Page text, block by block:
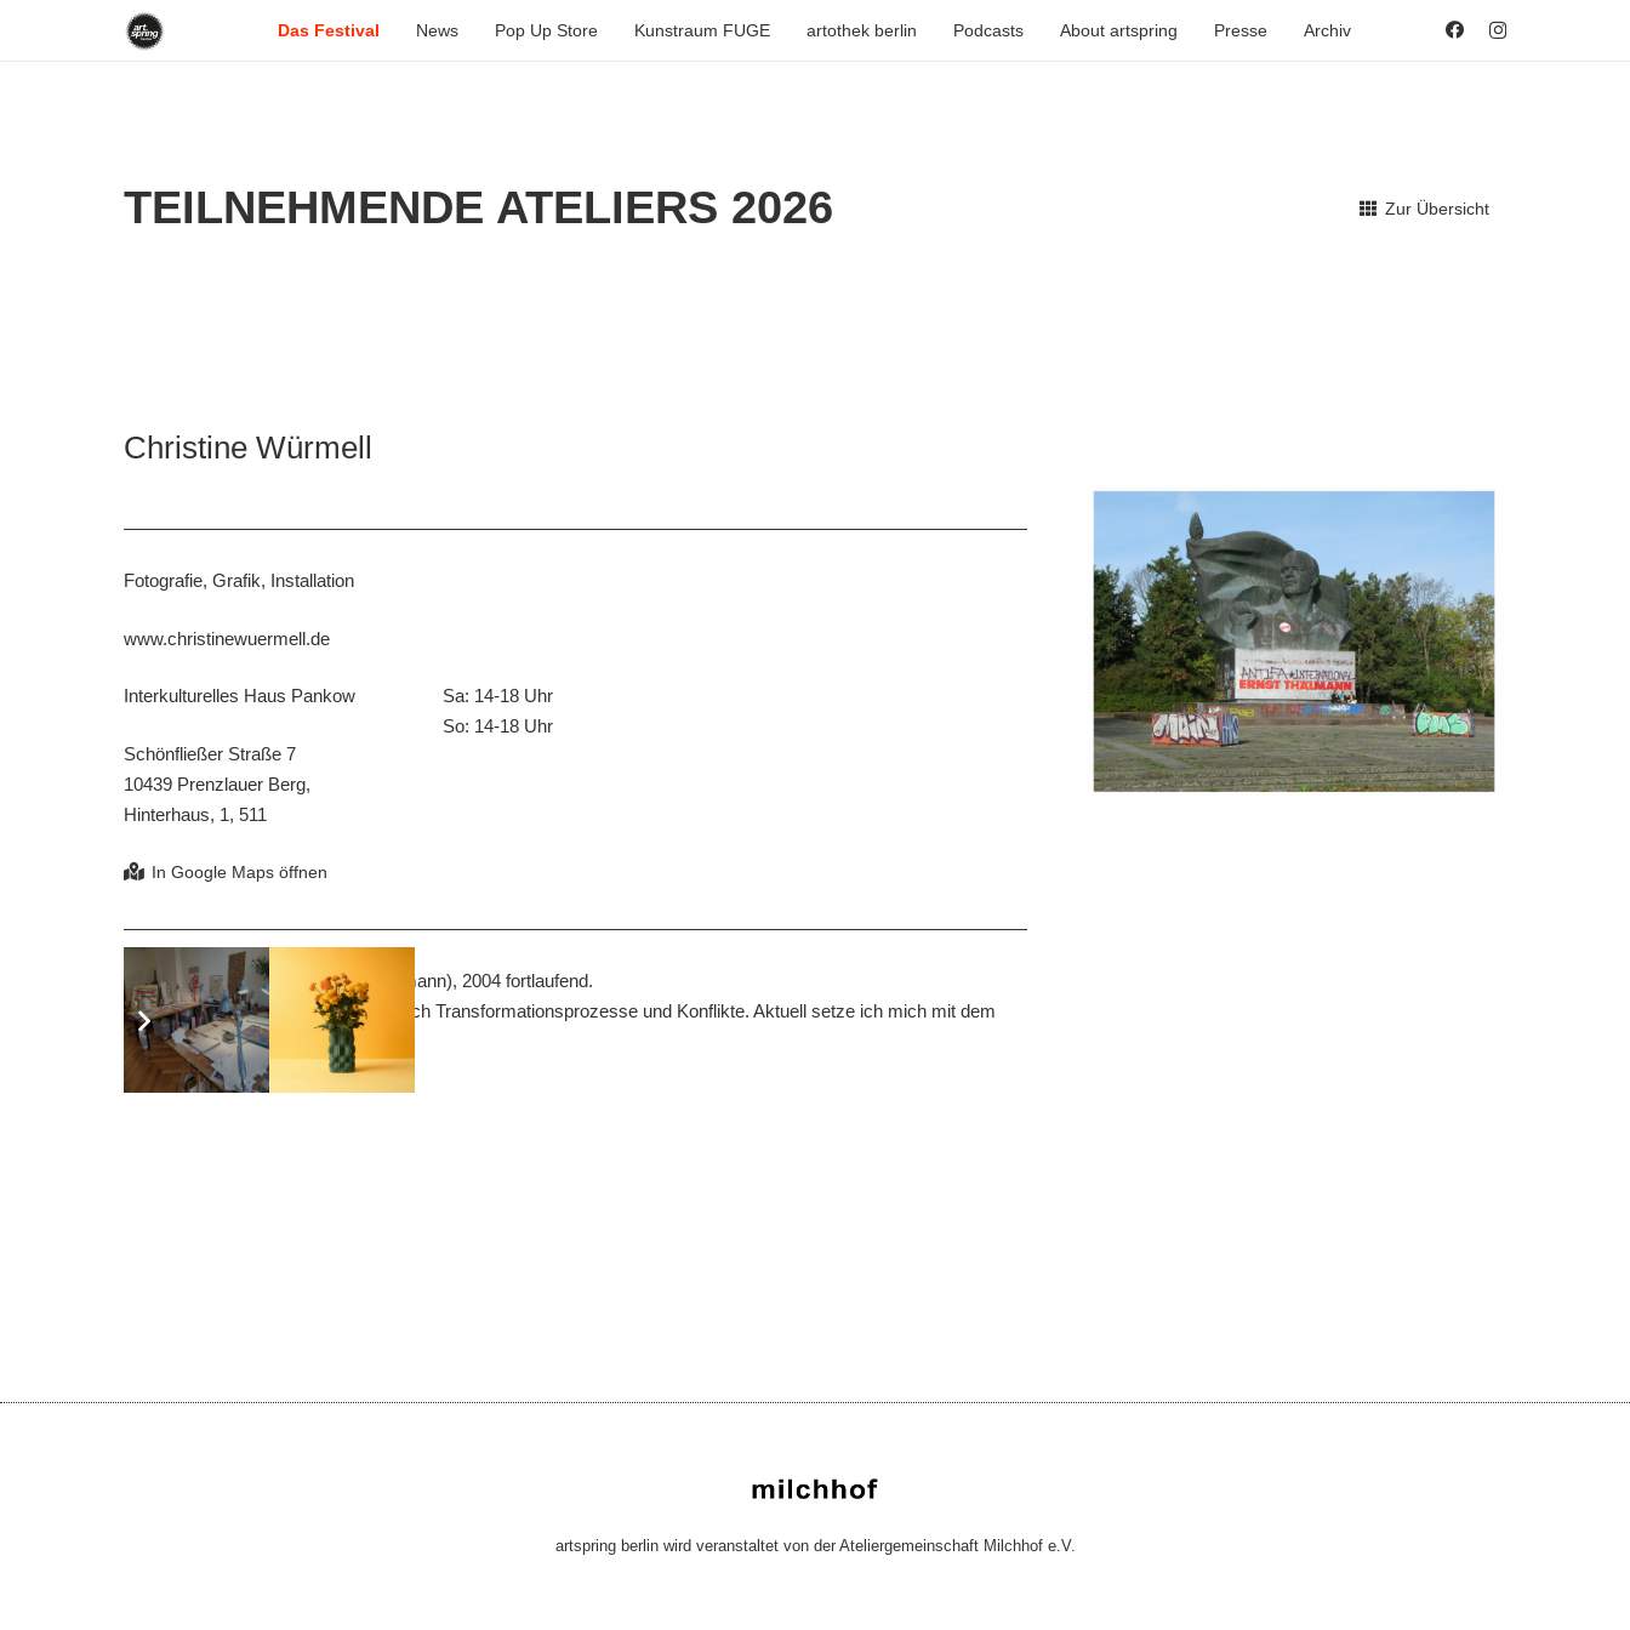
Das Festival News Pop Up Store Kunstraum FUGE artothek berlin Podcasts About artspring Presse Archiv
TEILNEHMENDE ATELIERS 2026 Zur Übersicht
Christine Würmell
Fotografie, Grafik, Installation
www.christinewuermell.de
Interkulturelles Haus Pankow
Schönfließer Straße 7
10439 Prenzlauer Berg,
Hinterhaus, 1, 511
Sa: 14-18 Uhr
So: 14-18 Uhr
Aus der Serie Signature Style (Thälmann), 2004 fortlaufend.
In bildbasierten Projekten erforsche ich Transformationsprozesse und Konflikte. Aktuell setze ich mich mit dem
Thema Long Covid auseinander
artspring berlin wird veranstaltet von der Ateliergemeinschaft Milchhof e.V.